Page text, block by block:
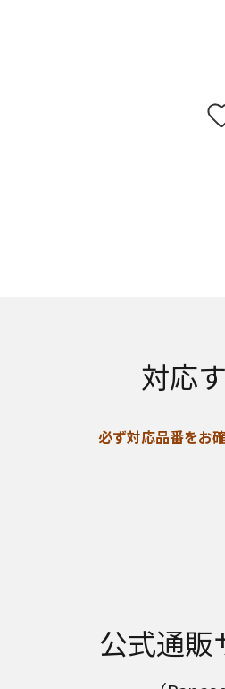
対応
必ず対応品番をお
公式通販